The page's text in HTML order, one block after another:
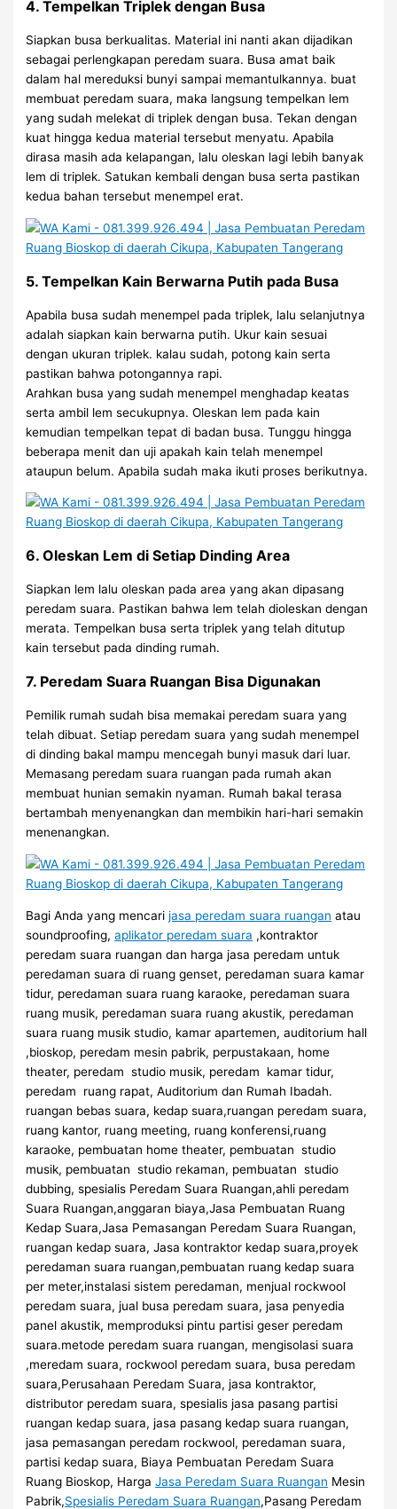
4. Tempelkan Triplek dengan Busa
Siapkan busa berkualitas. Material ini nanti akan dijadikan
sebagai perlengkapan peredam suara. Busa amat baik
dalam hal mereduksi bunyi sampai memantulkannya. buat
membuat peredam suara, maka langsung tempelkan lem
yang sudah melekat di triplek dengan busa. Tekan dengan
kuat hingga kedua material tersebut menyatu. Apabila
dirasa masih ada kelapangan, lalu oleskan lagi lebih banyak
lem di triplek. Satukan kembali dengan busa serta pastikan
kedua bahan tersebut menempel erat.
5. Tempelkan Kain Berwarna Putih pada Busa
Apabila busa sudah menempel pada triplek, lalu selanjutnya
adalah siapkan kain berwarna putih. Ukur kain sesuai
dengan ukuran triplek. kalau sudah, potong kain serta
pastikan bahwa potongannya rapi.
Arahkan busa yang sudah menempel menghadap keatas
serta ambil lem secukupnya. Oleskan lem pada kain
kemudian tempelkan tepat di badan busa. Tunggu hingga
beberapa menit dan uji apakah kain telah menempel
ataupun belum. Apabila sudah maka ikuti proses berikutnya.
6. Oleskan Lem di Setiap Dinding Area
Siapkan lem lalu oleskan pada area yang akan dipasang
peredam suara. Pastikan bahwa lem telah dioleskan dengan
merata. Tempelkan busa serta triplek yang telah ditutup
kain tersebut pada dinding rumah.
7. Peredam Suara Ruangan Bisa Digunakan
Pemilik rumah sudah bisa memakai peredam suara yang
telah dibuat. Setiap peredam suara yang sudah menempel
di dinding bakal mampu mencegah bunyi masuk dari luar.
Memasang peredam suara ruangan pada rumah akan
membuat hunian semakin nyaman. Rumah bakal terasa
bertambah menyenangkan dan membikin hari-hari semakin
menenangkan.
Bagi Anda yang mencarijasa peredam suara ruangan atau
soundproofing,aplikator peredam suara ,kontraktor
peredam suara ruangan dan harga jasa peredam untuk
peredaman suara di ruang genset, peredaman suara kamar
tidur, peredaman suara ruang karaoke, peredaman suara
ruang musik, peredaman suara ruang akustik, peredaman
suara ruang musik studio, kamar apartemen, auditorium hall
,bioskop, peredam mesin pabrik, perpustakaan, home
theater, peredam studio musik, peredam kamar tidur,
peredam ruang rapat, Auditorium dan Rumah Ibadah.
ruangan bebas suara, kedap suara,ruangan peredam suara,
ruang kantor, ruang meeting, ruang konferensi,ruang
karaoke, pembuatan home theater, pembuatan studio
musik, pembuatan studio rekaman, pembuatan studio
dubbing, spesialis Peredam Suara Ruangan,ahli peredam
Suara Ruangan,anggaran biaya,Jasa Pembuatan Ruang
Kedap Suara,Jasa Pemasangan Peredam Suara Ruangan,
ruangan kedap suara, Jasa kontraktor kedap suara,proyek
peredaman suara ruangan,pembuatan ruang kedap suara
per meter,instalasi sistem peredaman, menjual rockwool
peredam suara, jual busa peredam suara, jasa penyedia
panel akustik, memproduksi pintu partisi geser peredam
suara.metode peredam suara ruangan, mengisolasi suara
,meredam suara, rockwool peredam suara, busa peredam
suara,Perusahaan Peredam Suara, jasa kontraktor,
distributor peredam suara, spesialis jasa pasang partisi
ruangan kedap suara, jasa pasang kedap suara ruangan,
jasa pemasangan peredam rockwool, peredaman suara,
partisi kedap suara, Biaya Pembuatan Peredam Suara
Ruang Bioskop, HargaJasa Peredam Suara Ruangan Mesin
Pabrik,Spesialis Peredam Suara Ruangan,Pasang Peredam